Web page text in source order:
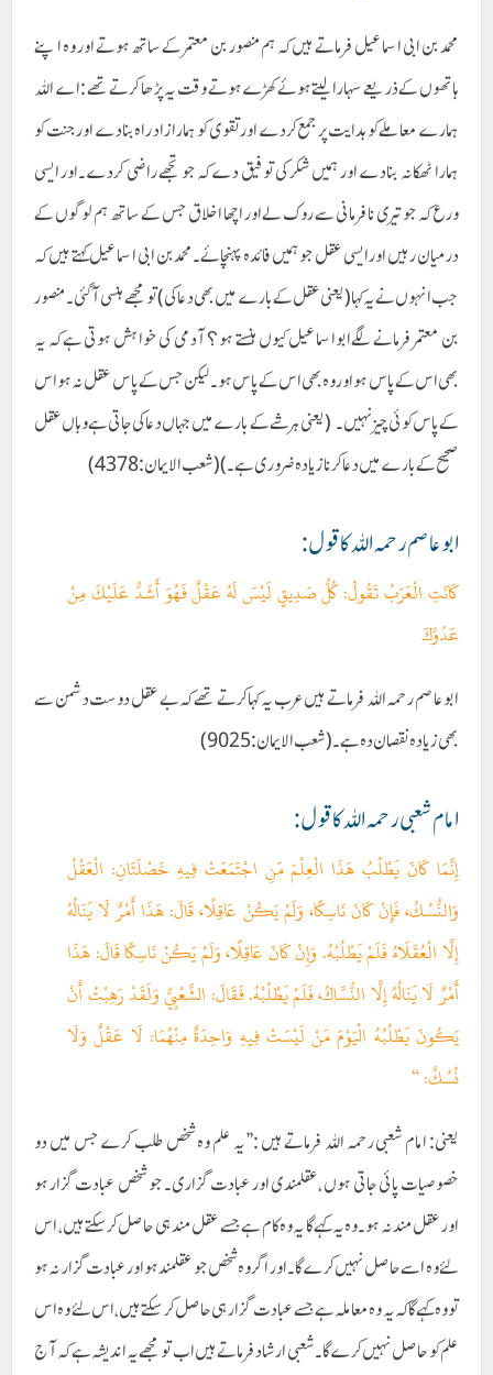
محمد بن ابی اسماعیل فرماتے ہیں کہ ہم منصور بن معتمر کے ساتھ ہوتے اور وہ اپنے
ہاتھوں کے ذریعے سہارالیتے ہوئے کھڑے ہوتے وقت یہ پڑھا کرتے تھے : اے اللہ
ہمارے معاملے کو ہدایت پر جمع کردے اور تقوی کو ہمارا زاد راہ بنادے اور جنت کو
ہمارا ٹھکانہ بنادے اور ہمیں شکر کی توفیق دے کہ جو تجھے راضی کردے۔اور ایسی
ورع کہ جو تیری نافرمانی سے روک لے اور اچھا اخلاق جس کے ساتھ ہم لوگوں کے
درمیان رہیں اور ایسی عقل جو ہمیں فائدہ پہنچائے۔محمد بن ابی اسماعیل کہتے ہیں کہ
جب انہوں نے یہ کہا (یعنی عقل کے بارے میں بھی دعاکی )تو مجھے ہنسی آگئی ۔ منصور
بن معتمر فرمانے لگےابواسماعیل کیوں ہنستے ہو؟ آدمی کی خواہش ہوتی ہے کہ یہ
بھی اس کے پاس ہو اور وہ بھی اس کے پاس ہو۔ لیکن جس کے پاس عقل نہ ہو اس
کے پاس کوئی چیز نہیں۔ (یعنی ہر شے کے بارے میں جہاں دعاکی جاتی ہے وہاں عقل
صحیح کے بارے میں دعا کرنا زیادہ ضروری ہے۔)(شعب الایمان:4378)
ابوعاصم رحمہ اللہ کا قول:
كَانَتِ الْعَرَبُ تَقُولُ: كُلُّ صَدِيقٍ لَيْسَ لَهُ عَقْلٌ فَهُوَ أَشَدُّ عَلَيْكَ مِنْ
عَدُوِّكَ
ابوعاصم رحمہ اللہ فرماتے ہیں عرب یہ کہا کرتے تھے کہ بے عقل دوست دشمن سے
بھی زیادہ نقصان دہ ہے۔(شعب الایمان:9025)
امام شعبی رحمہ اللہ کا قول:
إِنَّمَا كَانَ يَطْلُبُ هَذَا الْعِلْمَ مَنِ اجْتَمَعَتْ فِيهِ خَصْلَتَانِ: الْعَقْلُ
وَالنُّسُكُ، فَإِنْ كَانَ نَاسِكًا، وَلَمْ يَكُنْ عَاقِلًا، قَالَ: هَذَا أَمْرٌ لَا يَنَالُهُ
إِلَّا الْعُقَلَاءُ فَلَمْ يَطْلُبْهُ. وَإِنْ كَانَ عَاقِلًا، وَلَمْ يَكُنْ نَاسِكًا قَالَ: هَذَا
أَمْرٌ لَا يَنَالُهُ إِلَّا النُّسَّاكُ، فَلَمْ يَطْلُبْهُ. فَقَالَ: الشَّعْبِيُّ وَلَقَدْ رَهِبْتُ أَنْ
يَكُونَ يَطْلُبُهُ الْيَوْمَ مَنْ لَيْسَتْ فِيهِ وَاحِدَةٌ مِنْهُمَا: لَا عَقْلٌ وَلَا
نُسُكٌ: “
یعنی: امام شعبی رحمہ اللہ فرماتے ہیں :’’ یہ علم وہ شخص طلب کرے جس میں دو
خصوصیات پائی جاتی ہوں ،عقلمندی اور عبادت گزاری۔ جو شخص عبادت گزار ہو
اور عقل مند نہ ہو۔ وہ یہ کہے گا یہ وہ کام ہے جسے عقل مند ہی حاصل کرسکتےہیں ، اس
لئے وہ اسےحاصل نہیں کرے گا۔ اور اگر وہ شخص جو عقلمند ہو اور عبادت گزار نہ ہو
تو وہ کہے گا کہ یہ وہ معاملہ ہے جسے عبادت گزار ہی حاصل کر سکتے ہیں، اس لئے وہ اس
علم کو حاصل نہیں کرے گا۔ شعبی ارشاد فرماتے ہیں اب تو مجھے یہ اندیشہ ہے کہ آج